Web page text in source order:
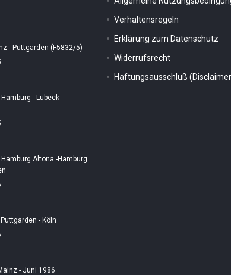
- Puttgarden (F5832/5)
- Lübeck -
Hamburg Altona -Hamburg
- Köln
- Juni 1986
Verhaltensregeln
Erklärung zum Datenschutz
Widerrufsrecht
Haftungsausschluß